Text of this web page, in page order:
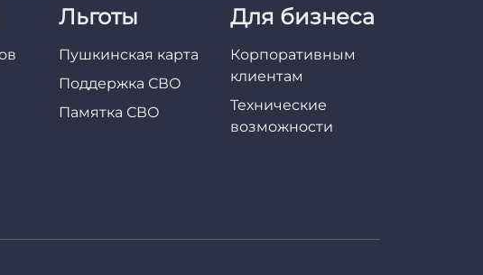
Льготы
Пушкинская карта
Поддержка СВО
Памятка СВО
Для бизнеса
Корпоративным
клиентам
Технические
возможности